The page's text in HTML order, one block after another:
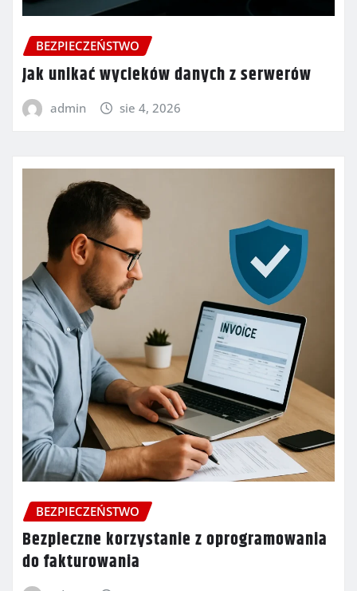
BEZPIECZEŃSTWO
Jak unikać wycieków danych z serwerów
admin sie 4, 2026
BEZPIECZEŃSTWO
Bezpieczne korzystanie z oprogramowania
do fakturowania